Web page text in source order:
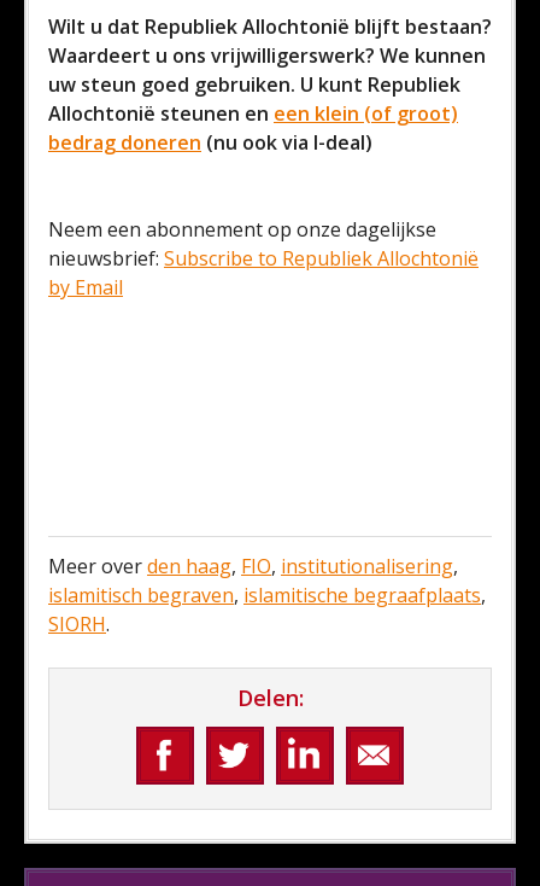
Wilt u dat Republiek Allochtonië blijft bestaan?
Waardeert u ons vrijwilligerswerk? We kunnen
uw steun goed gebruiken. U kunt Republiek
Allochtonië steunen en een klein (of groot)
bedrag doneren (nu ook via I-deal)
Neem een abonnement op onze dagelijkse
nieuwsbrief: Subscribe to Republiek Allochtonië
by Email
Meer overden haag, FIO, institutionalisering,
islamitisch begraven, islamitische begraafplaats,
SIORH.
Delen: